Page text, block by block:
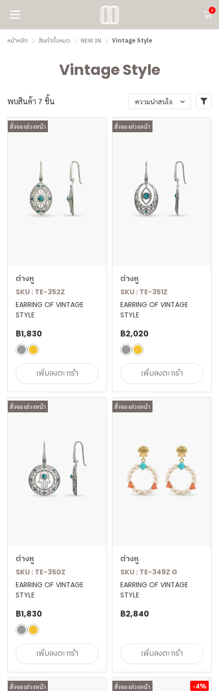
0
หน้าหลัก สินค้าทั้งหมด NEW IN Vintage Style
Vintage Style
พบสินค้า 7 ชิ้น ความน่าสนใจ
สั่งจองล่วงหน้า
ต่างหู
SKU : TE-352Z
EARRING OF VINTAGE
STYLE
฿1,830
เพิ่มลงตะกร้า
สั่งจองล่วงหน้า
ต่างหู
SKU : TE-351Z
EARRING OF VINTAGE
STYLE
฿2,020
เพิ่มลงตะกร้า
สั่งจองล่วงหน้า
ต่างหู
SKU : TE-350Z
EARRING OF VINTAGE
STYLE
฿1,830
เพิ่มลงตะกร้า
สั่งจองล่วงหน้า
ต่างหู
SKU : TE-349Z G
EARRING OF VINTAGE
STYLE
฿2,840
เพิ่มลงตะกร้า
สั่งจองล่วงหน้า สั่งจองล่วงหน้า -4%